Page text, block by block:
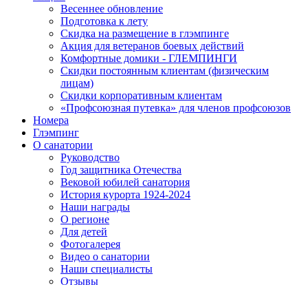
Весеннее обновление
Подготовка к лету
Скидка на размещение в глэмпинге
Акция для ветеранов боевых действий
Комфортные домики - ГЛЕМПИНГИ
Скидки постоянным клиентам (физическим
лицам)
Скидки корпоративным клиентам
«Профсоюзная путевка» для членов профсоюзов
Номера
Глэмпинг
О санатории
Руководство
Год защитника Отечества
Вековой юбилей санатория
История курорта 1924-2024
Наши награды
О регионе
Для детей
Фотогалерея
Видео о санатории
Наши специалисты
Отзывы